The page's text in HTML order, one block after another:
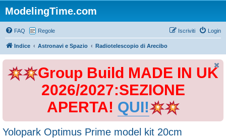
ModelingTime.com
FAQ Regole Login
Iscriviti
Indice Astronavi e Spazio Radiotelescopio di Arecibo
Group Build MADE IN UK
2026/2027:SEZIONE
APERTA! QUI!
Yolopark Optimus Prime model kit 20cm